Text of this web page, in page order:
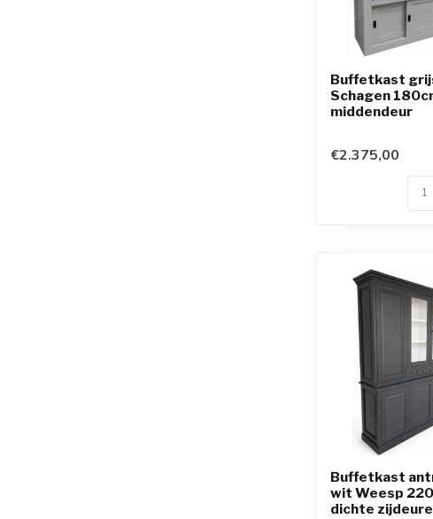
Buffetkast
Schagen
middendeur
€2.375,00
Buffetkast
wit Weesp
dichte